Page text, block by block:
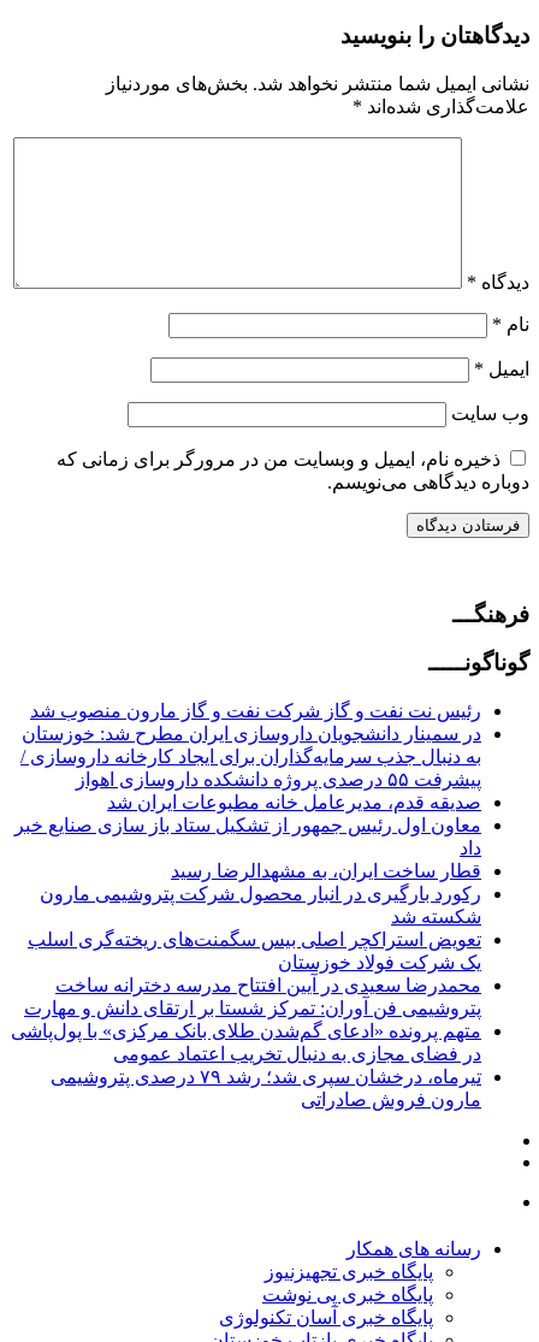
دیدگاهتان را بنویسید
نشانی ایمیل شما منتشر نخواهد شد. بخش‌های موردنیاز
علامت‌گذاری شده‌اند *
دیدگاه *
نام *
ایمیل *
وب‌ سایت
ذخیره نام، ایمیل و وبسایت من در مرورگر برای زمانی که
دوباره دیدگاهی می‌نویسم.
فرهنگـــ
گوناگونـــــ
رئیس نت نفت و گاز شرکت نفت و گاز مارون منصوب شد
در سمینار دانشجویان داروسازی ایران مطرح شد: خوزستان
به دنبال جذب سرمایه‌گذاران برای ایجاد کارخانه داروسازی /
پیشرفت ۵۵ درصدی پروژه دانشکده داروسازی اهواز
صدیقه قدم، مدیرعامل خانه مطبوعات ایران شد
معاون اول رئیس جمهور از تشکیل ستاد باز سازی صنایع خبر
داد
قطار ساخت ایران، به مشهدالرضا رسید
رکورد بارگیری در انبار محصول شرکت پتروشیمی مارون
شکسته شد
تعویض استراکچر اصلی بیس سگمنت‌های ریخته‌گری اسلب
یک شرکت فولاد خوزستان
محمدرضا سعیدی در آیین افتتاح مدرسه دخترانه ساخت
پتروشیمی فن آوران: تمرکز شستا بر ارتقای دانش و مهارت
متهم پرونده «ادعای گم‌شدن طلای بانک مرکزی» با پول‌پاشی
در فضای مجازی به دنبال تخریب اعتماد عمومی
تیرماه، درخشان سپری شد؛ رشد ۷۹ درصدی پتروشیمی
مارون فروش صادراتی
رسانه های همکار
پایگاه خبری تجهیزنیوز
پایگاه خبری پی نوشت
پایگاه خبری آسان تکنولوژی